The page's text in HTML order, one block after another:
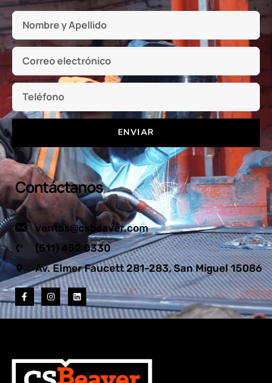
Contáctanos
ventas@csbeaver.com
(511) 452 0330
Av. Elmer Faucett 281-283, San Miguel 15086
ENVIAR